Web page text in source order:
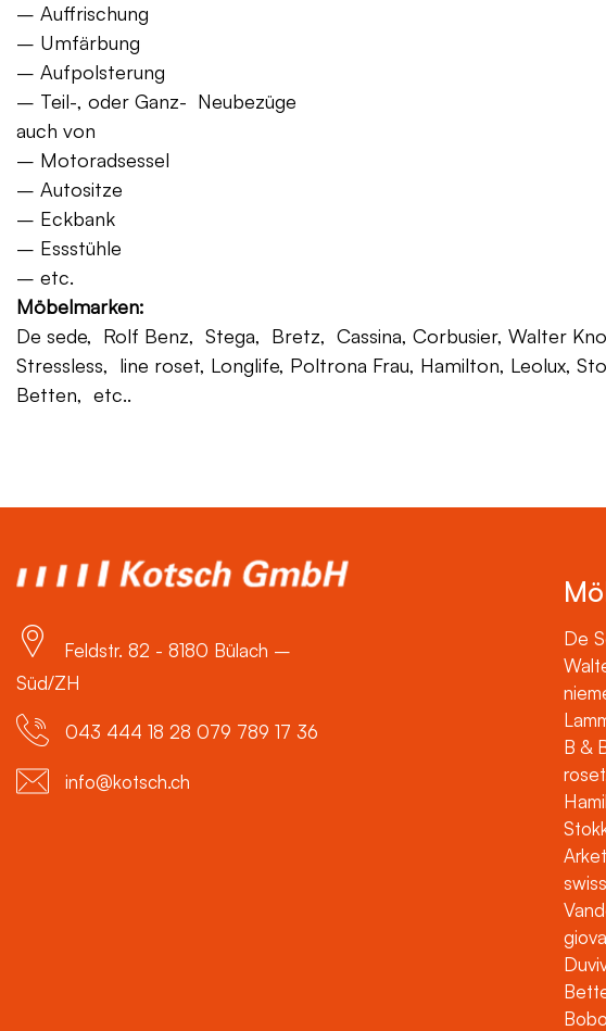
– Auffrischung
– Umfärbung
– Aufpolsterung
– Teil-, oder Ganz- Neubezüge
auch von
– Motoradsessel
– Autositze
– Eckbank
– Essstühle
– etc.
Möbelmarken:
De sede, Rolf Benz, Stega, Bretz, Cassina, Corbusier, Walter
Stressless, line roset, Longlife, Poltrona Frau, Hamilton, Leolux,
Betten, etc..
Feldstr. 82 - 8180 Bülach –
Süd/ZH
043 444 18 28 079 789 17 36
info@kotsch.ch
De
B &